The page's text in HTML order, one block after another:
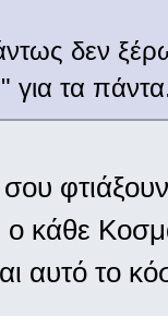
δεν
για τα
κάθε
αυτό το